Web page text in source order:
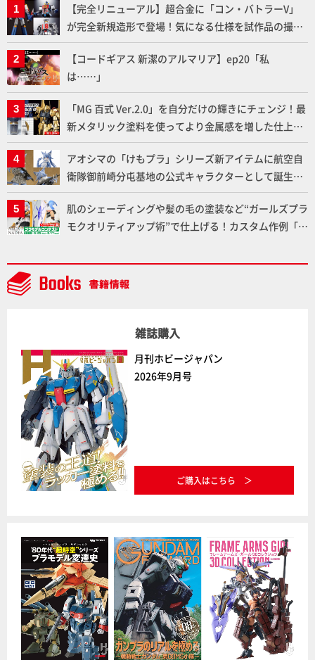
【完全リニューアル】超合金に「コン・バトラーV」
が完全新規造形で登場！気になる仕様を試作品の撮り
下ろしでご紹介!!さらに「大鉄人17」＆「ワンエイ
ト」セット情報もお届け！【超合金の魂】
【コードギアス 新潔のアルマリア】ep20「私
は……」
「MG 百式 Ver.2.0」を自分だけの輝きにチェンジ！最
新メタリック塗料を使ってより金属感を増した仕上が
りに!!【試し読み】
アオシマの「けもプラ」シリーズ新アイテムに航空自
衛隊御前崎分屯基地の公式キャラクターとして誕生し
た「おまねこ」が着任！けもプラ公式サイト限定版と
通常版の2ラインで発売！
肌のシェーディングや髪の毛の塗装など“ガールズプラ
モクオリティアップ術”で仕上げる！カスタム作例「白
デルコンテスト」～8月17日（月）11:59まで応募受付
中】
雑誌購入
月刊ホビージャパン
2026年9月号
ご購入はこちら